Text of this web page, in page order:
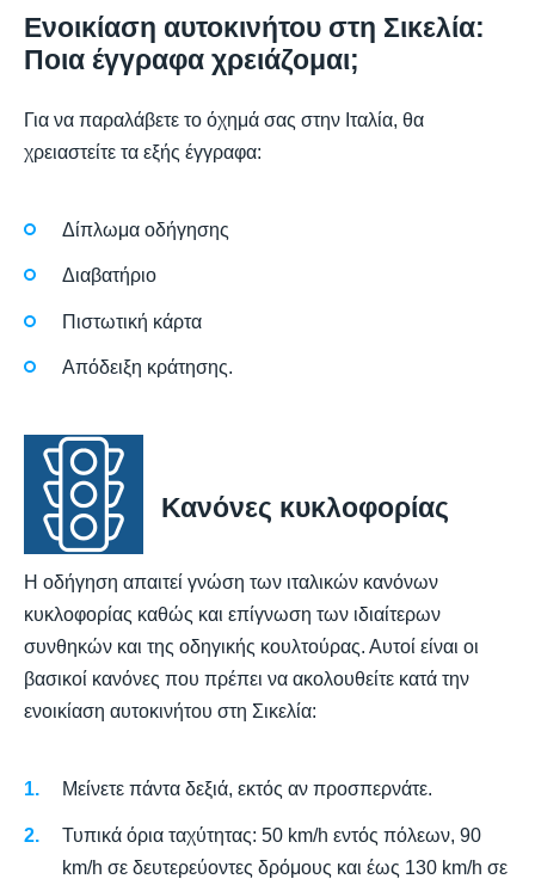
Ενοικίαση αυτοκινήτου στη Σικελία:
Ποια έγγραφα χρειάζομαι;
Για να παραλάβετε το όχημά σας στην Ιταλία, θα
χρειαστείτε τα εξής έγγραφα:
Δίπλωμα οδήγησης
Διαβατήριο
Πιστωτική κάρτα
Απόδειξη κράτησης.
Κανόνες κυκλοφορίας
Η οδήγηση απαιτεί γνώση των ιταλικών κανόνων
κυκλοφορίας καθώς και επίγνωση των ιδιαίτερων
συνθηκών και της οδηγικής κουλτούρας. Αυτοί είναι οι
βασικοί κανόνες που πρέπει να ακολουθείτε κατά την
ενοικίαση αυτοκινήτου στη Σικελία:
Μείνετε πάντα δεξιά, εκτός αν προσπερνάτε.
Τυπικά όρια ταχύτητας: 50 km/h εντός πόλεων, 90
km/h σε δευτερεύοντες δρόμους και έως 130 km/h σε